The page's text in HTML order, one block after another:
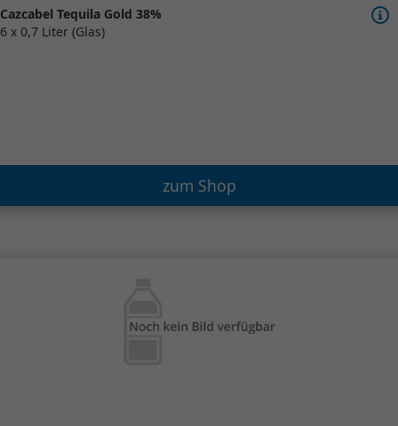
Cazcabel Tequila Gold 38%
6 x 0,7 Liter (Glas)
zum Shop